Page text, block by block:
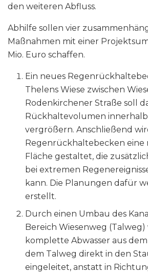
den weiteren Abfluss.
Abhilfe sollen vier
Maßnahmen mit einer
Mio. Euro schaffen.
Ein neues
Thelens Wiese zwischen
Rodenkirchener Straße soll
Rückhaltevolumen innerhalb
vergrößern. Anschließend
Regenrückhaltebecken
Fläche gestaltet, die
bei extremen
kann. Die Planungen dafür
erstellt.
Durch einen Umbau des
Bereich Wiesenweg (Talweg)
komplette Abwasser aus
dem Talweg direkt in den
eingeleitet, anstatt in